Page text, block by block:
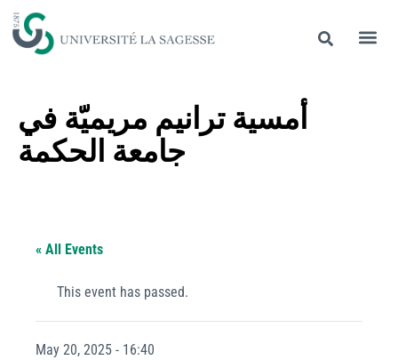
أمسية ترانيم مريميّة في
جامعة الحكمة
« All Events
This event has passed.
May 20, 2025 - 16:40